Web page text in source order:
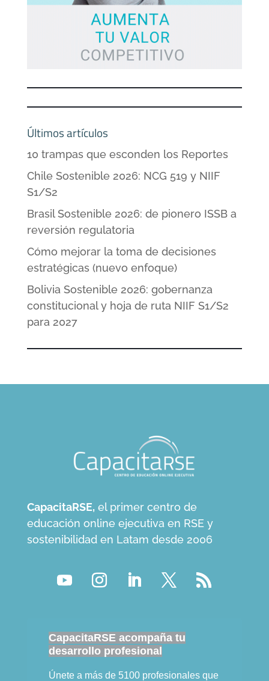
Últimos artículos
10 trampas que esconden los Reportes
Chile Sostenible 2026: NCG 519 y NIIF
S1/S2
Brasil Sostenible 2026: de pionero ISSB a
reversión regulatoria
Cómo mejorar la toma de decisiones
estratégicas (nuevo enfoque)
Bolivia Sostenible 2026: gobernanza
constitucional y hoja de ruta NIIF S1/S2
para 2027
CapacitaRSE, el primer centro de
educación online ejecutiva en RSE y
sostenibilidad en Latam desde 2006
CapacitaRSE acompaña tu
desarrollo profesional
Únete a más de 5100 profesionales que